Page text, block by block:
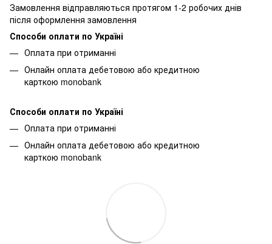
Замовлення відправляються протягом 1-2 робочих днів
після оформлення замовлення
Способи оплати по Україні
Оплата при отриманні
Онлайн оплата дебетовою або кредитною
карткою monobank
Способи оплати по Україні
Оплата при отриманні
Онлайн оплата дебетовою або кредитною
карткою monobank